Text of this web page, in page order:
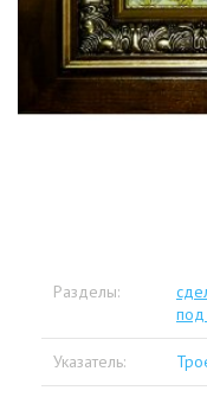
Разделы:
под
Указатель: